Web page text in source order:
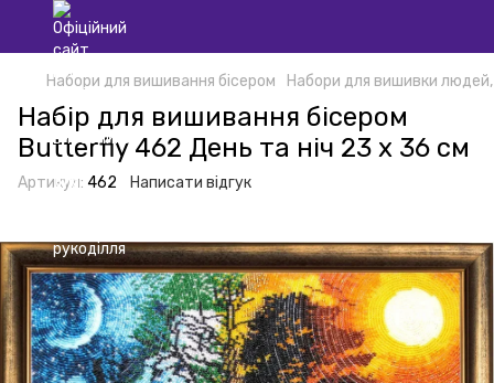
Набори для вишивання бісером Набори для вишивки
Набір для вишивання бісером
Butterfly 462 День та ніч 23 х 36 см
Артикул: 462 Написати відгук